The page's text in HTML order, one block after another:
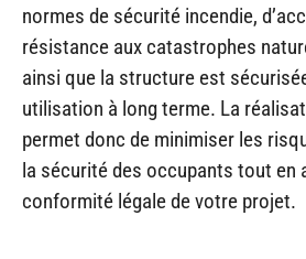
normes de sécurité incendie,
résistance aux catastrophes
ainsi que la structure est
utilisation à long terme. La
permet donc de minimiser les
la sécurité des occupants tout en
conformité légale de votre projet.